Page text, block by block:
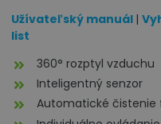
Užívateľský manuál |
list
360° rozptyl vzduchu
Inteligentný senzor
Automatické čistenie